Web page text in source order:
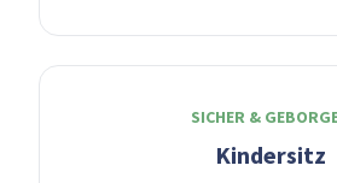
SICHER &
Kindersitz